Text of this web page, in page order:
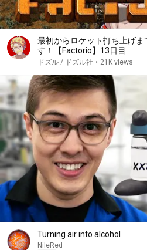
最初からロケット打ち上げま
す！【Factorio】13日目
ドズル / ドズル社 • 21K views
Turning air into alcohol
NileRed